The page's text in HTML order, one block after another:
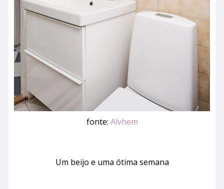
fonte: Alvhem
Um beijo e uma ótima semana